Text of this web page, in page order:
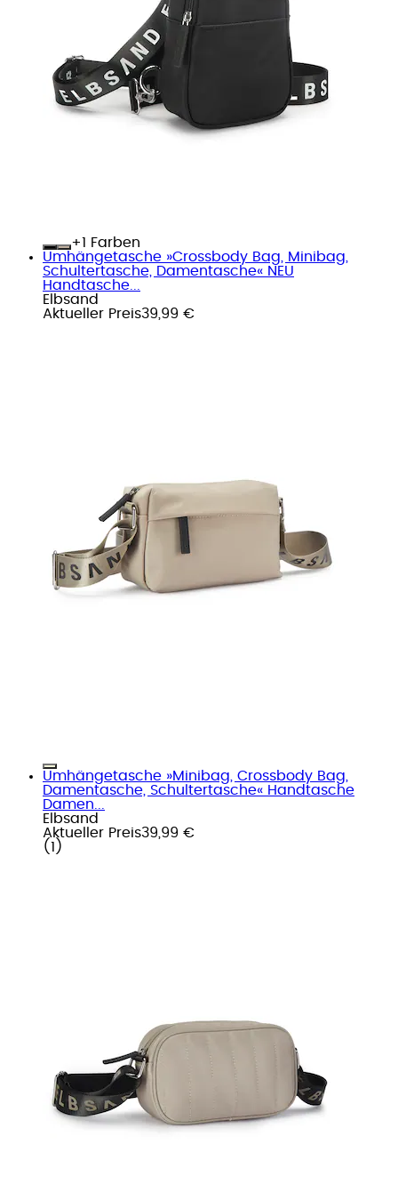
+
Farben
Umhängetasche »Crossbody Bag, Minibag,
Schultertasche, Damentasche« NEU
Handtasche...
Elbsand
Aktueller Preis39,99 €
Umhängetasche »Minibag, Crossbody Bag,
Damentasche, Schultertasche« Handtasche
Damen...
Elbsand
Aktueller Preis39,99 €
( 1 )